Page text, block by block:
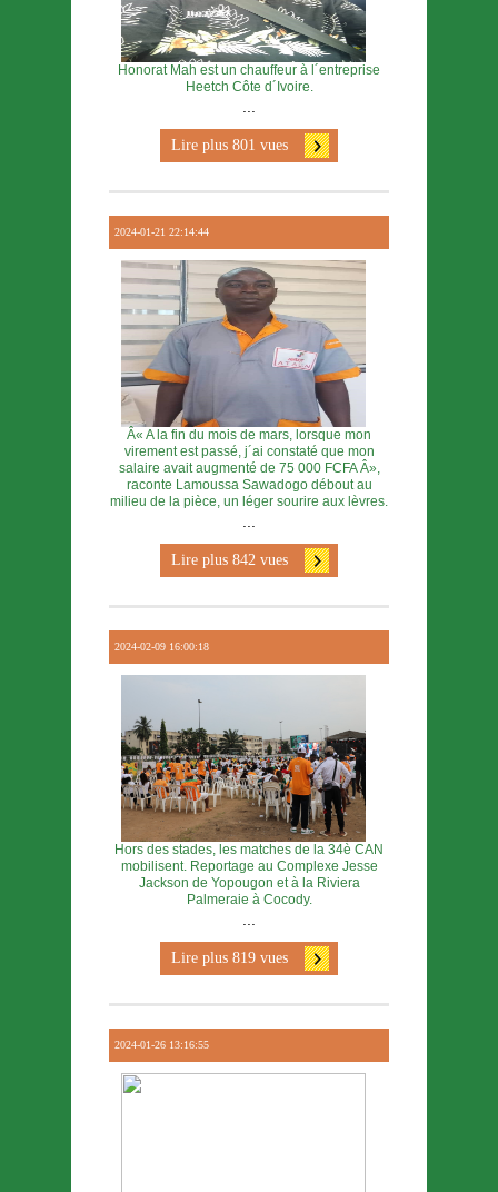
Honorat Mah est un chauffeur à l´entreprise
Heetch Côte d´Ivoire.
...
Lire plus 801 vues
2024-01-21 22:14:44
Â« A la fin du mois de mars, lorsque mon
virement est passé, j´ai constaté que mon
salaire avait augmenté de 75 000 FCFA Â»,
raconte Lamoussa Sawadogo débout au
milieu de la pièce, un léger sourire aux lèvres.
...
Lire plus 842 vues
2024-02-09 16:00:18
Hors des stades, les matches de la 34è CAN
mobilisent. Reportage au Complexe Jesse
Jackson de Yopougon et à la Riviera
Palmeraie à Cocody.
...
Lire plus 819 vues
2024-01-26 13:16:55